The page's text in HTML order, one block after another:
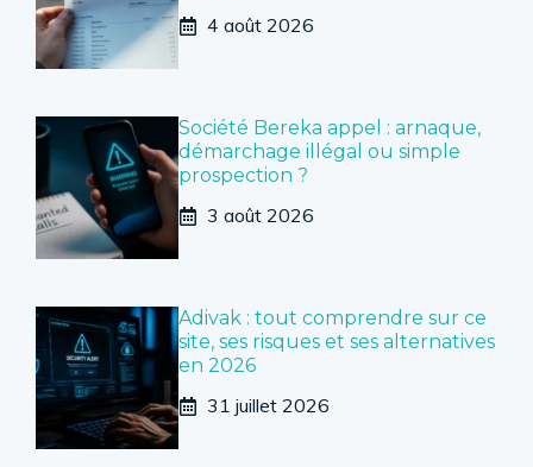
4 août 2026
Société Bereka appel : arnaque,
démarchage illégal ou simple
prospection ?
3 août 2026
Adivak : tout comprendre sur ce
site, ses risques et ses alternatives
en 2026
31 juillet 2026